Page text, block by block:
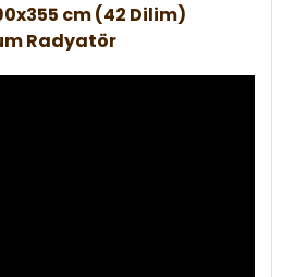
cm (42 Dilim)
Radyatör